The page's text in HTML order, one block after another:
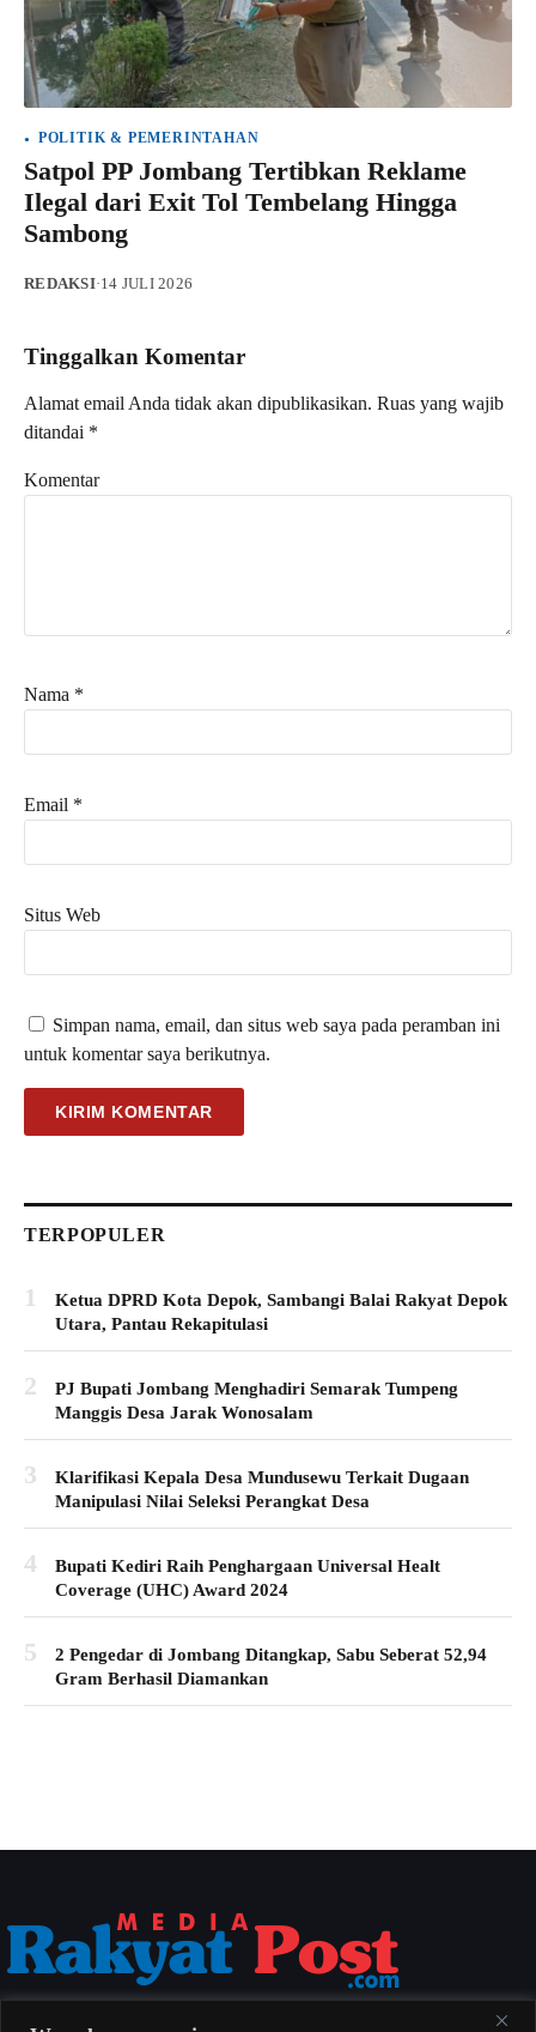
POLITIK & PEMERINTAHAN
Satpol PP Jombang Tertibkan Reklame
Ilegal dari Exit Tol Tembelang Hingga
Sambong
REDAKSI·14 JULI 2026
Tinggalkan Komentar
Alamat email Anda tidak akan dipublikasikan. Ruas yang wajib
ditandai *
Komentar
Nama *
Email *
Situs Web
Simpan nama, email, dan situs web saya pada peramban ini
untuk komentar saya berikutnya.
TERPOPULER
1
Ketua DPRD Kota Depok, Sambangi Balai Rakyat Depok
Utara, Pantau Rekapitulasi
2
PJ Bupati Jombang Menghadiri Semarak Tumpeng
Manggis Desa Jarak Wonosalam
3
Klarifikasi Kepala Desa Mundusewu Terkait Dugaan
Manipulasi Nilai Seleksi Perangkat Desa
4
Bupati Kediri Raih Penghargaan Universal Healt
Coverage (UHC) Award 2024
5
2 Pengedar di Jombang Ditangkap, Sabu Seberat 52,94
Gram Berhasil Diamankan